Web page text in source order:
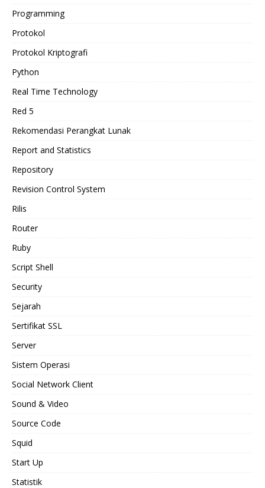
Programming
Protokol
Protokol Kriptografi
Python
Real Time Technology
Red 5
Rekomendasi Perangkat Lunak
Report and Statistics
Repository
Revision Control System
Rilis
Router
Ruby
Script Shell
Security
Sejarah
Sertifikat SSL
Server
Sistem Operasi
Social Network Client
Sound & Video
Source Code
Squid
Start Up
Statistik